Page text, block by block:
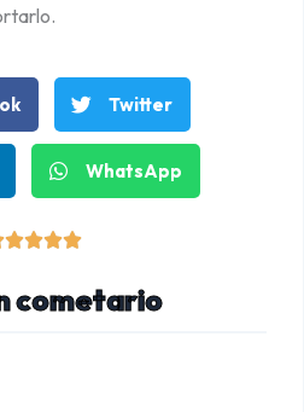
Twitter
WhatsApp
V
l
cometario